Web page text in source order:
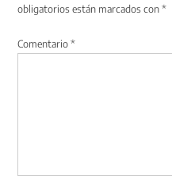
obligatorios están marcados con*
Comentario*